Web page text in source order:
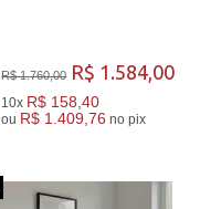
R$ 1.760,00 R$ 1.584,00
10x R$ 158,40
ou R$ 1.409,76 no pix